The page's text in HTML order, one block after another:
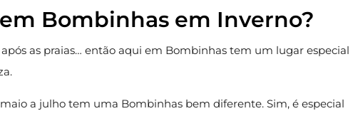
Bombinhas em Inverno?
as praias… então aqui em Bombinhas tem um lugar especial
a julho tem uma Bombinhas bem diferente. Sim, é especial